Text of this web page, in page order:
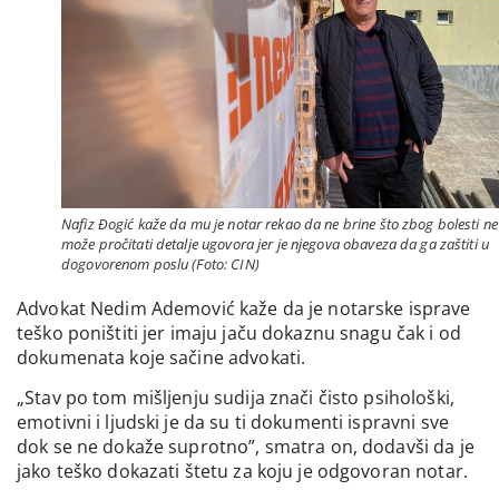
Nafiz Đogić kaže da mu je notar rekao da ne brine što zbog bolesti ne
može pročitati detalje ugovora jer je njegova obaveza da ga zaštiti u
dogovorenom poslu (Foto: CIN)
Advokat Nedim Ademović kaže da je notarske isprave
teško poništiti jer imaju jaču dokaznu snagu čak i od
dokumenata koje sačine advokati.
„Stav po tom mišljenju sudija znači čisto psihološki,
emotivni i ljudski je da su ti dokumenti ispravni sve
dok se ne dokaže suprotno”, smatra on, dodavši da je
jako teško dokazati štetu za koju je odgovoran notar.